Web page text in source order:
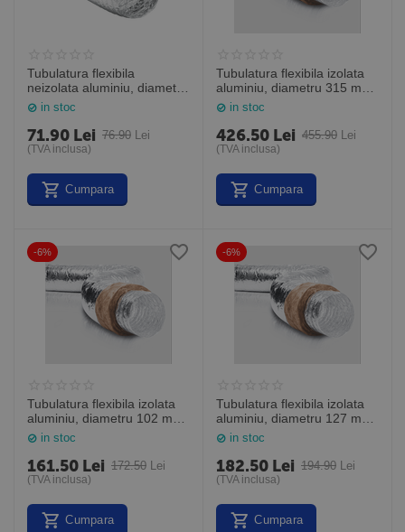
Tubulatura flexibila
neizolata aluminiu, diametru
102 mm, cutie de 10 m,
ALUAFS 102
in stoc
76.90 Lei
71.90 Lei
(TVA inclusa)
Cumpara
Tubulatura flexibila izolata
aluminiu, diametru 315 mm,
cutie de 10 m
in stoc
455.90 Lei
426.50 Lei
(TVA inclusa)
Cumpara
-6%
Tubulatura flexibila izolata
aluminiu, diametru 102 mm,
cutie de 10 m
in stoc
172.50 Lei
161.50 Lei
(TVA inclusa)
Cumpara
-6%
Tubulatura flexibila izolata
aluminiu, diametru 127 mm,
cutie de 10 m
in stoc
194.90 Lei
182.50 Lei
(TVA inclusa)
Cumpara